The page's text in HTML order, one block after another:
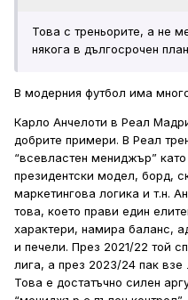
Това с треньорите, а не
някога в дългосрочен
В модерния футбол има
Карло Анчелоти в Реал
добрите примери. В Реал
“всевластен мениджър”
президентски модел, борд,
маркетингова логика и т.н.
това, което прави един
характери, намира баланс,
и печели. През 2021/22 той
лига, а през 2023/24 пак
Това е достатъчно силен